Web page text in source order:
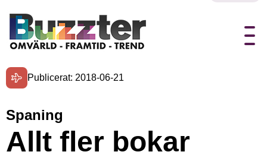
Publicerat: 2018-06-21
Spaning
Allt fler bokar